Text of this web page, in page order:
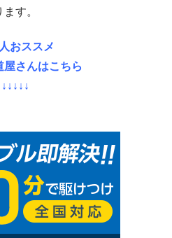
す。
おススメ
屋さんはこちら
↓↓↓↓↓